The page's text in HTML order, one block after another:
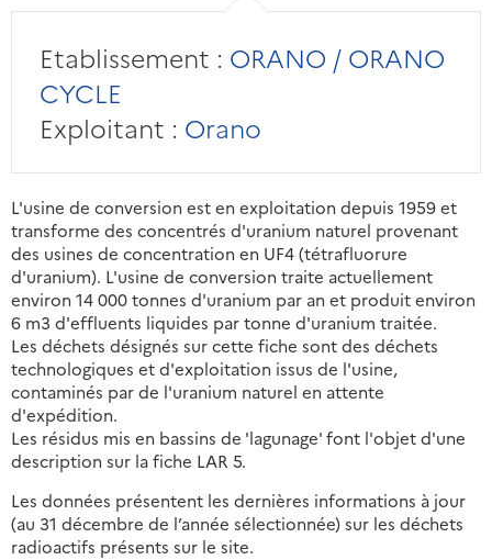
Etablissement : ORANO / ORANO
CYCLE
Exploitant : Orano
L'usine de conversion est en exploitation depuis 1959 et
transforme des concentrés d'uranium naturel provenant
des usines de concentration en UF4 (tétrafluorure
d'uranium). L'usine de conversion traite actuellement
environ 14 000 tonnes d'uranium par an et produit environ
6 m3 d'effluents liquides par tonne d'uranium traitée.
Les déchets désignés sur cette fiche sont des déchets
technologiques et d'exploitation issus de l'usine,
contaminés par de l'uranium naturel en attente
d'expédition.
Les résidus mis en bassins de 'lagunage' font l'objet d'une
description sur la fiche LAR 5.
Les données présentent les dernières informations à jour
(au 31 décembre de l’année sélectionnée) sur les déchets
radioactifs présents sur le site.